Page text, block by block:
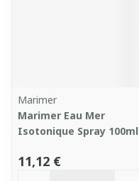
Marimer
Marimer Eau Mer
Isotonique Spray 100ml
11,12 €